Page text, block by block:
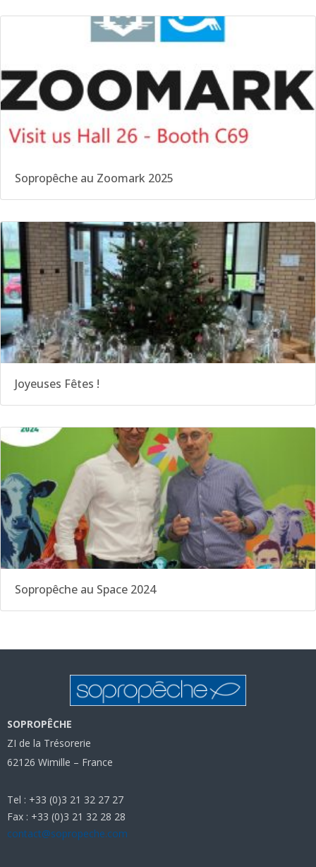
Sopropêche au Zoomark 2025
Joyeuses Fêtes !
Sopropêche au Space 2024
SOPROPÊCHE
ZI de la Trésorerie
62126 Wimille – France
Tel : +33 (0)3 21 32 27 27
Fax : +33 (0)3 21 32 28 28
contact@sopropeche.com